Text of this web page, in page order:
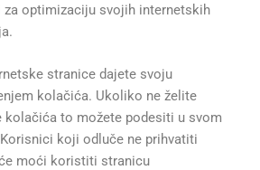
optimizaciju svojih internetskih
stranice dajete svoju
kolačića. Ukoliko ne želite
kolačića to možete podesiti u svom
koji odluče ne prihvatiti
moći koristiti stranicu